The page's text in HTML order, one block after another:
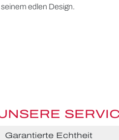
seinem edlen Design.
Garantierte Echtheit